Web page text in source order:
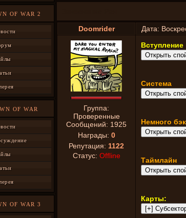
OF WAR 2
OF WAR
OF WAR 3
Doomrider Дата:
Группа:
Проверенные
Сообщений: 1925
Награды: 0
Репутация: 1122
Статус: Offline
Вступление
Система
Немного
Таймлайн
Карты: